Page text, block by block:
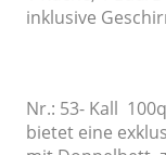
inklusive
Nr.: 53- Kall
bietet eine